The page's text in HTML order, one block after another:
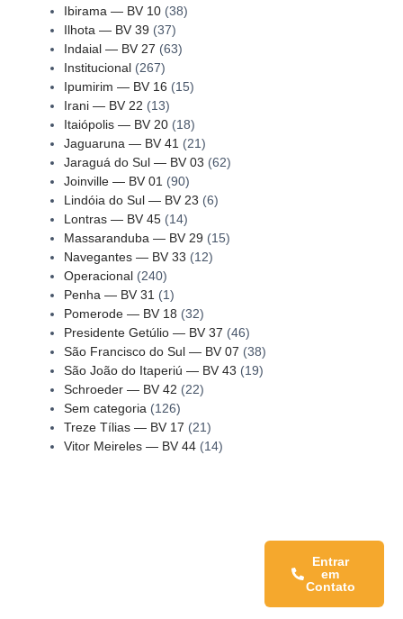
Ibirama — BV 10(38)
Ilhota — BV 39 (37)
Indaial — BV 27 (63)
Institucional(267)
Ipumirim — BV 16 (15)
Irani — BV 22 (13)
Itaiópolis — BV 20(18)
Jaguaruna — BV 41 (21)
Jaraguá do Sul — BV 03 (62)
Joinville — BV 01 (90)
Lindóia do Sul — BV 23 (6)
Lontras — BV 45(14)
Massaranduba — BV 29 (15)
Navegantes — BV 33 (12)
Operacional(240)
Penha — BV 31 (1)
Pomerode — BV 18 (32)
Presidente Getúlio — BV 37 (46)
São Francisco do Sul — BV 07 (38)
São João do Itaperiú — BV 43 (19)
Schroeder — BV 42 (22)
Sem categoria (126)
Treze Tílias — BV 17 (21)
Vitor Meireles — BV 44(14)
Entrar
em
Contato